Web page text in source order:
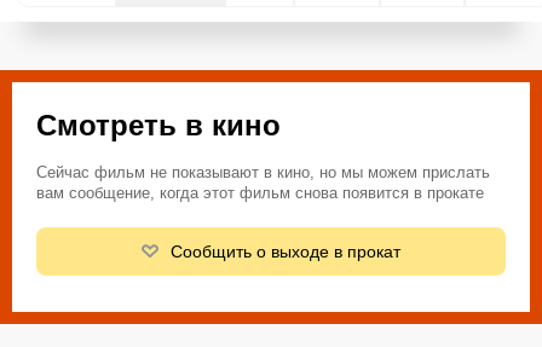
Смотреть в кино
Сейчас фильм не показывают в кино, но мы можем прислать
вам сообщение, когда этот фильм снова появится в прокате
Сообщить о выходе в прокат